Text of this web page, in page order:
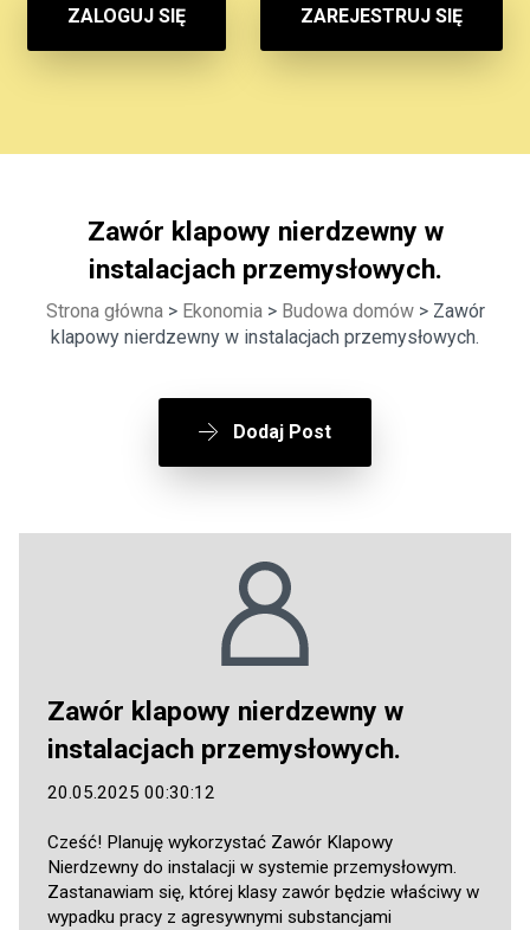
ZALOGUJ SIĘ ZAREJESTRUJ SIĘ
Zawór klapowy nierdzewny w
instalacjach przemysłowych.
Strona główna> Ekonomia> Budowa domów> Zawór
klapowy nierdzewny w instalacjach przemysłowych.
Dodaj Post
Zawór klapowy nierdzewny w
instalacjach przemysłowych.
20.05.2025 00:30:12
Cześć! Planuję wykorzystać Zawór Klapowy
Nierdzewny do instalacji w systemie przemysłowym.
Zastanawiam się, której klasy zawór będzie właściwy w
wypadku pracy z agresywnymi substancjami